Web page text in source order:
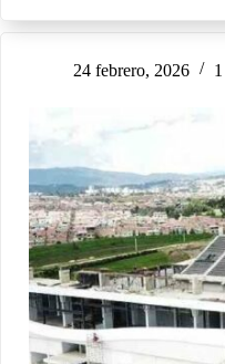
24 febrero, 2026